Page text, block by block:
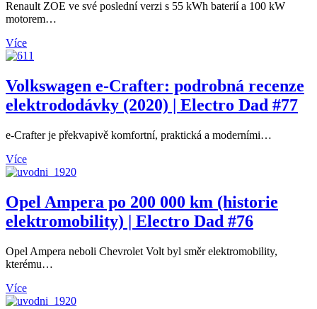
Renault ZOE ve své poslední verzi s 55 kWh baterií a 100 kW
motorem…
Více
Volkswagen e-Crafter: podrobná recenze
elektrododávky (2020) | Electro Dad #77
e-Crafter je překvapivě komfortní, praktická a moderními…
Více
Opel Ampera po 200 000 km (historie
elektromobility) | Electro Dad #76
Opel Ampera neboli Chevrolet Volt byl směr elektromobility,
kterému…
Více